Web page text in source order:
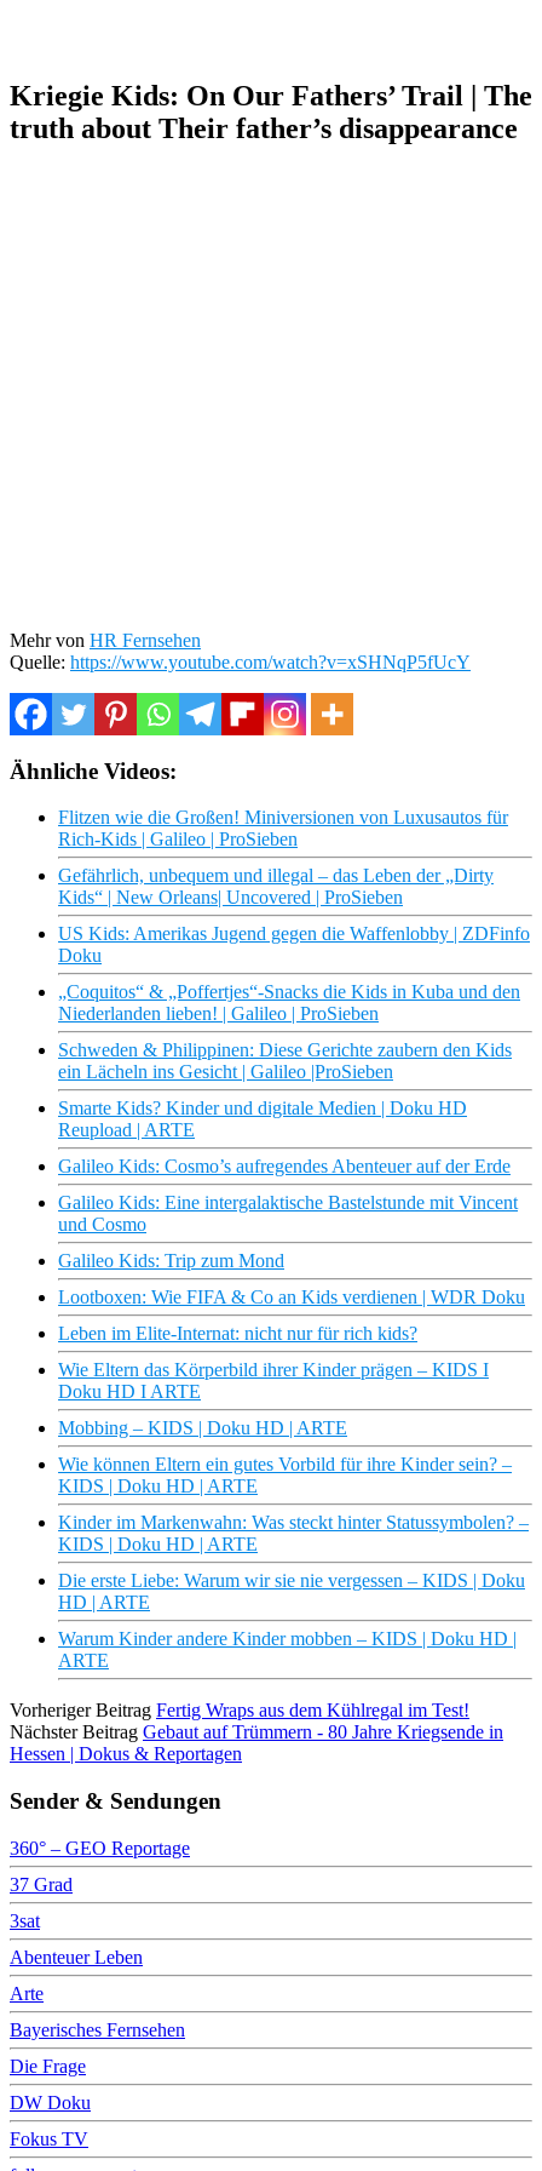
Kriegie Kids: On Our Fathers’ Trail | The
truth about Their father’s disappearance
Mehr von HR Fernsehen
Quelle: https://www.youtube.com/watch?v=xSHNqP5fUcY
Ähnliche Videos:
Flitzen wie die Großen! Miniversionen von Luxusautos für
Rich-Kids | Galileo | ProSieben
Gefährlich, unbequem und illegal – das Leben der „Dirty
Kids“ | New Orleans| Uncovered | ProSieben
US Kids: Amerikas Jugend gegen die Waffenlobby | ZDFinfo
Doku
„Coquitos“ & „Poffertjes“-Snacks die Kids in Kuba und den
Niederlanden lieben! | Galileo | ProSieben
Schweden & Philippinen: Diese Gerichte zaubern den Kids
ein Lächeln ins Gesicht | Galileo |ProSieben
Smarte Kids? Kinder und digitale Medien | Doku HD
Reupload | ARTE
Galileo Kids: Cosmo’s aufregendes Abenteuer auf der Erde
Galileo Kids: Eine intergalaktische Bastelstunde mit Vincent
und Cosmo
Galileo Kids: Trip zum Mond
Lootboxen: Wie FIFA & Co an Kids verdienen | WDR Doku
Leben im Elite-Internat: nicht nur für rich kids?
Wie Eltern das Körperbild ihrer Kinder prägen – KIDS I
Doku HD I ARTE
Mobbing – KIDS | Doku HD | ARTE
Wie können Eltern ein gutes Vorbild für ihre Kinder sein? –
KIDS | Doku HD | ARTE
Kinder im Markenwahn: Was steckt hinter Statussymbolen? –
KIDS | Doku HD | ARTE
Die erste Liebe: Warum wir sie nie vergessen – KIDS | Doku
HD | ARTE
Warum Kinder andere Kinder mobben – KIDS | Doku HD |
ARTE
Vorheriger Beitrag Fertig Wraps aus dem Kühlregal im Test!
Nächster Beitrag Gebaut auf Trümmern - 80 Jahre Kriegsende in
Hessen | Dokus & Reportagen
Sender & Sendungen
360° – GEO Reportage
37 Grad
3sat
Abenteuer Leben
Arte
Bayerisches Fernsehen
Die Frage
DW Doku
Fokus TV